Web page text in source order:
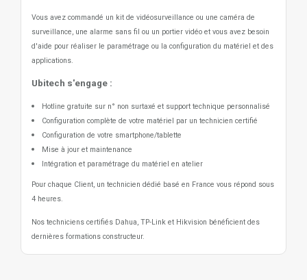
Vous avez commandé un kit de vidéosurveillance ou une caméra de
surveillance, une alarme sans fil ou un portier vidéo et vous avez besoin
d'aide pour réaliser le paramétrage ou la configuration du matériel et des
applications.
Ubitech s'engage :
Hotline gratuite sur n° non surtaxé et support technique personnalisé
Configuration complète de votre matériel par un technicien certifié
Configuration de votre smartphone/tablette
Mise à jour et maintenance
Intégration et paramétrage du matériel en atelier
Pour chaque Client, un technicien dédié basé en France vous répond sous
4 heures.
Nos techniciens certifiés Dahua, TP-Link et Hikvision bénéficient des
dernières formations constructeur.